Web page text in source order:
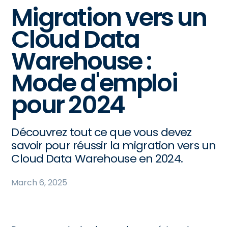
Migration vers un
Cloud Data
Warehouse :
Mode d'emploi
pour 2024
Découvrez tout ce que vous devez
savoir pour réussir la migration vers un
Cloud Data Warehouse en 2024.
March 6, 2025